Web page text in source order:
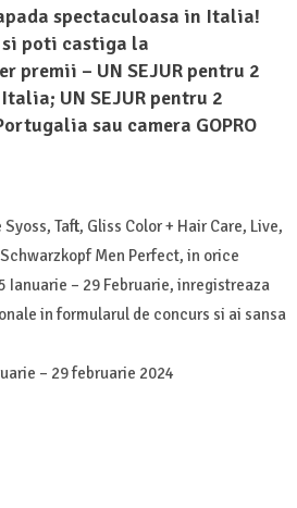
spectaculoasa in Italia!
poti castiga la
premii – UN SEJUR pentru 2
UN SEJUR pentru 2
sau camera GOPRO
Taft, Gliss Color + Hair Care, Live,
Men Perfect, in orice
Ianuarie – 29 Februarie, inregistreaza
in formularul de concurs si ai sansa
– 29 februarie 2024